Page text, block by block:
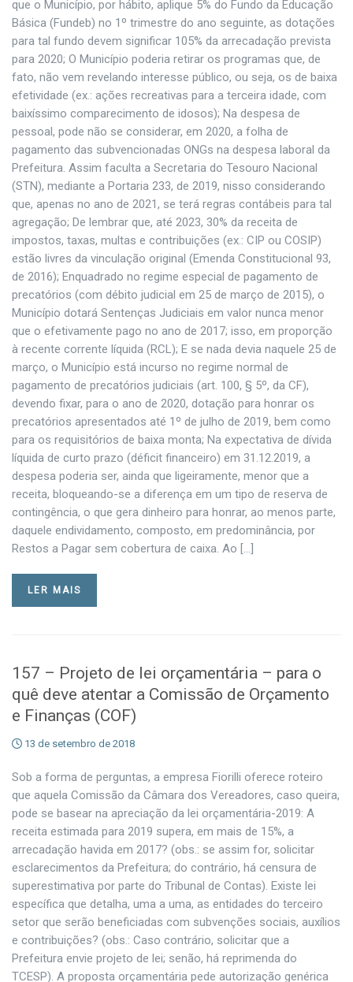
que o Município, por hábito, aplique 5% do Fundo da Educação
Básica (Fundeb) no 1º trimestre do ano seguinte, as dotações
para tal fundo devem significar 105% da arrecadação prevista
para 2020; O Município poderia retirar os programas que, de
fato, não vem revelando interesse público, ou seja, os de baixa
efetividade (ex.: ações recreativas para a terceira idade, com
baixíssimo comparecimento de idosos); Na despesa de
pessoal, pode não se considerar, em 2020, a folha de
pagamento das subvencionadas ONGs na despesa laboral da
Prefeitura. Assim faculta a Secretaria do Tesouro Nacional
(STN), mediante a Portaria 233, de 2019, nisso considerando
que, apenas no ano de 2021, se terá regras contábeis para tal
agregação; De lembrar que, até 2023, 30% da receita de
impostos, taxas, multas e contribuições (ex.: CIP ou COSIP)
estão livres da vinculação original (Emenda Constitucional 93,
de 2016); Enquadrado no regime especial de pagamento de
precatórios (com débito judicial em 25 de março de 2015), o
Município dotará Sentenças Judiciais em valor nunca menor
que o efetivamente pago no ano de 2017; isso, em proporção
à recente corrente líquida (RCL); E se nada devia naquele 25 de
março, o Município está incurso no regime normal de
pagamento de precatórios judiciais (art. 100, § 5º, da CF),
devendo fixar, para o ano de 2020, dotação para honrar os
precatórios apresentados até 1º de julho de 2019, bem como
para os requisitórios de baixa monta; Na expectativa de dívida
líquida de curto prazo (déficit financeiro) em 31.12.2019, a
despesa poderia ser, ainda que ligeiramente, menor que a
receita, bloqueando-se a diferença em um tipo de reserva de
contingência, o que gera dinheiro para honrar, ao menos parte,
daquele endividamento, composto, em predominância, por
Restos a Pagar sem cobertura de caixa. Ao […]
LER MAIS
157 – Projeto de lei orçamentária – para o
quê deve atentar a Comissão de Orçamento
e Finanças (COF)
13 de setembro de 2018
Sob a forma de perguntas, a empresa Fiorilli oferece roteiro
que aquela Comissão da Câmara dos Vereadores, caso queira,
pode se basear na apreciação da lei orçamentária-2019: A
receita estimada para 2019 supera, em mais de 15%, a
arrecadação havida em 2017? (obs.: se assim for, solicitar
esclarecimentos da Prefeitura; do contrário, há censura de
superestimativa por parte do Tribunal de Contas). Existe lei
específica que detalha, uma a uma, as entidades do terceiro
setor que serão beneficiadas com subvenções sociais, auxílios
e contribuições? (obs.: Caso contrário, solicitar que a
Prefeitura envie projeto de lei; senão, há reprimenda do
TCESP). A proposta orçamentária pede autorização genérica